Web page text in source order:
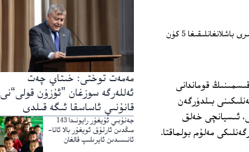
ئامېرىكا، فرانسىيە، ئەنگلىيە باشچىلىقىدىكى بىرلەشمە ئارمىيىنىڭ لىۋىيىدىكى ھەربىي ھەرىكەتلىرى باشلانغانلىقىغا 5 كۈن
قوماندانى
بىلدۈرگەن
ئىسيانچى خەلق
مەلۇم بولماقتا.
مەمەت توختى: خىتاي چەت
ئەللەرگە سوزغان ”ئۇزۇن قولى“نى
قانۇنىي ئاساسقا ئىگە قىلدى
جەنۇبىي ئۇيغۇر رايونىدا 143
مىڭدىن ئارتۇق ئويغۇر بالا ئاتا-
ئانىسىدىن ئايرىلىپ قالغان